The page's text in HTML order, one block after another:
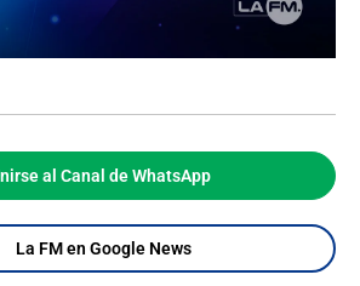
al Canal de WhatsApp
La FM en Google News